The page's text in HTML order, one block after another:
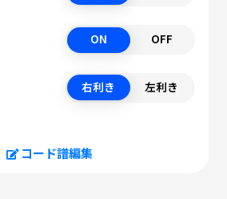
ON OFF
右利き 左利き
コード譜編集